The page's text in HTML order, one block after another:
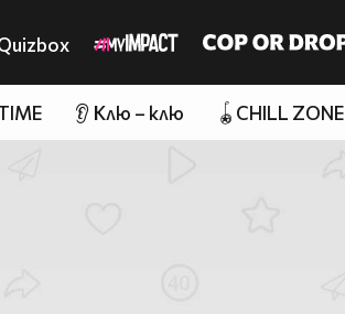
👂 Клю – клю 🪀CHILL ZONE